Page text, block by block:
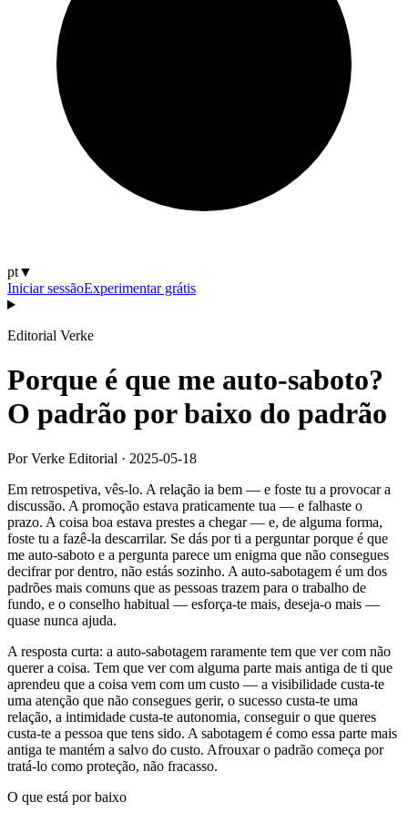
pt▼
Iniciar sessãoExperimentar grátis
Editorial Verke
Porque é que me auto-saboto?
O padrão por baixo do padrão
Por Verke Editorial · 2025-05-18
Em retrospetiva, vês-lo. A relação ia bem — e foste tu a provocar a
discussão. A promoção estava praticamente tua — e falhaste o
prazo. A coisa boa estava prestes a chegar — e, de alguma forma,
foste tu a fazê-la descarrilar. Se dás por ti a perguntar porque é que
me auto-saboto e a pergunta parece um enigma que não consegues
decifrar por dentro, não estás sozinho. A auto-sabotagem é um dos
padrões mais comuns que as pessoas trazem para o trabalho de
fundo, e o conselho habitual — esforça-te mais, deseja-o mais —
quase nunca ajuda.
A resposta curta: a auto-sabotagem raramente tem que ver com não
querer a coisa. Tem que ver com alguma parte mais antiga de ti que
aprendeu que a coisa vem com um custo — a visibilidade custa-te
uma atenção que não consegues gerir, o sucesso custa-te uma
relação, a intimidade custa-te autonomia, conseguir o que queres
custa-te a pessoa que tens sido. A sabotagem é como essa parte mais
antiga te mantém a salvo do custo. Afrouxar o padrão começa por
tratá-lo como proteção, não fracasso.
O que está por baixo